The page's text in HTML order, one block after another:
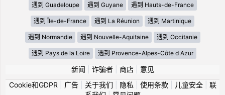
遇到 Guadeloupe 遇到 Guyane 遇到 Hauts-de-France
遇到 Île-de-France 遇到 La Réunion 遇到 Martinique
遇到 Normandie 遇到 Nouvelle-Aquitaine 遇到 Occitanie
遇到 Pays de la Loire 遇到 Provence-Alpes-Côte d Azur
新闻 诈骗者| 商店| 意见
Cookie和GDPR
广告| 关于我们 隐私 使用条款| 儿童安全| 联